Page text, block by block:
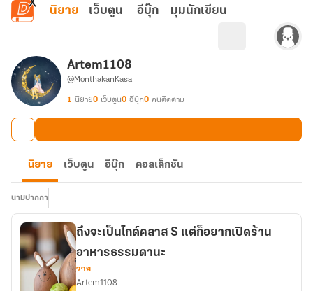
ข้ามไปยังเนื้อหาหลัก
นิยาย เว็บตูน อีบุ๊ก มุมนักเขียน
Artem1108
@MonthakanKasa
1 นิยาย0 เว็บตูน0 อีบุ๊ก0 คนติดตาม
นิยาย เว็บตูน อีบุ๊ก คอลเล็กชัน
นามปากกา
ถึงจะเป็นไกด์คลาส S แต่ก็อยากเปิดร้าน
อาหารธรรมดานะ
วาย
Artem1108